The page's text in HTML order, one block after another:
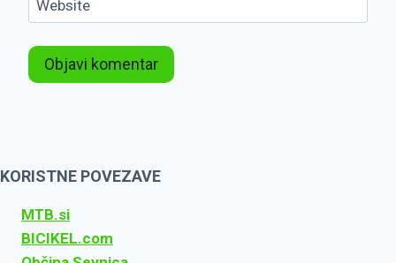
Website
KORISTNE POVEZAVE
MTB.si
BICIKEL.com